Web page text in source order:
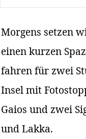
Morgens setzen
einen kurzen
fahren für zwei
Insel mit
Gaios und zwei
und Lakka.